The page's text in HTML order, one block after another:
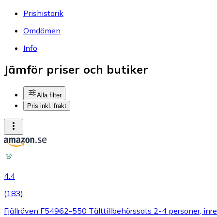
Prishistorik
Omdömen
Info
Jämför priser och butiker
Alla filter
Pris inkl. frakt
4.4
(183)
Fjällräven F54962-550 Tälttillbehörssats 2-4 personer,